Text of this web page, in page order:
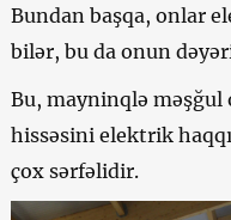
Bundan başqa, onlar
bilər, bu da onun
Bu, mayninqlə
hissəsini elektrik
çox sərfəlidir.